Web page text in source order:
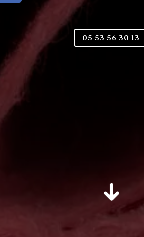
05 53 56 30 13